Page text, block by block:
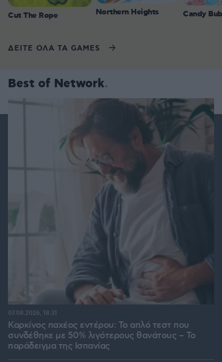
Cut The Rope Northern Heights Candy
ΔΕΙΤΕ ΟΛΑ ΤΑ GAMES
Best of Network
Καρκίνος παχέος εντέρου: Το απλό τεστ που
συνδέθηκε με 50% λιγότερους θανάτους – Το
παράδειγμα της Ισπανίας
07.08.2026, 18:31